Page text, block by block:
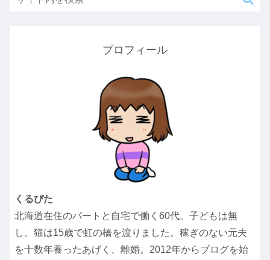
プロフィール
くるぴた
北海道在住のパートと自宅で働く60代。子どもは無
し。猫は15歳で虹の橋を渡りました。稼ぎのない元夫
を十数年養ったあげく、離婚。2012年からブログを始